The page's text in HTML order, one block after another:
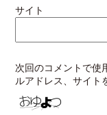
サイト
次回のコメントで使
ルアドレス、サイト